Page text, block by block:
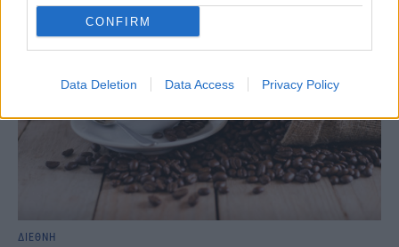
CONFIRM
Data Deletion Data Access Privacy Policy
ΔΙΕΘΝΗ